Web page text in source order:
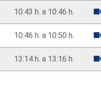
10:43 h. a 10:46 h.
10:46 h. a 10:50 h.
13:14 h. a 13:16 h.